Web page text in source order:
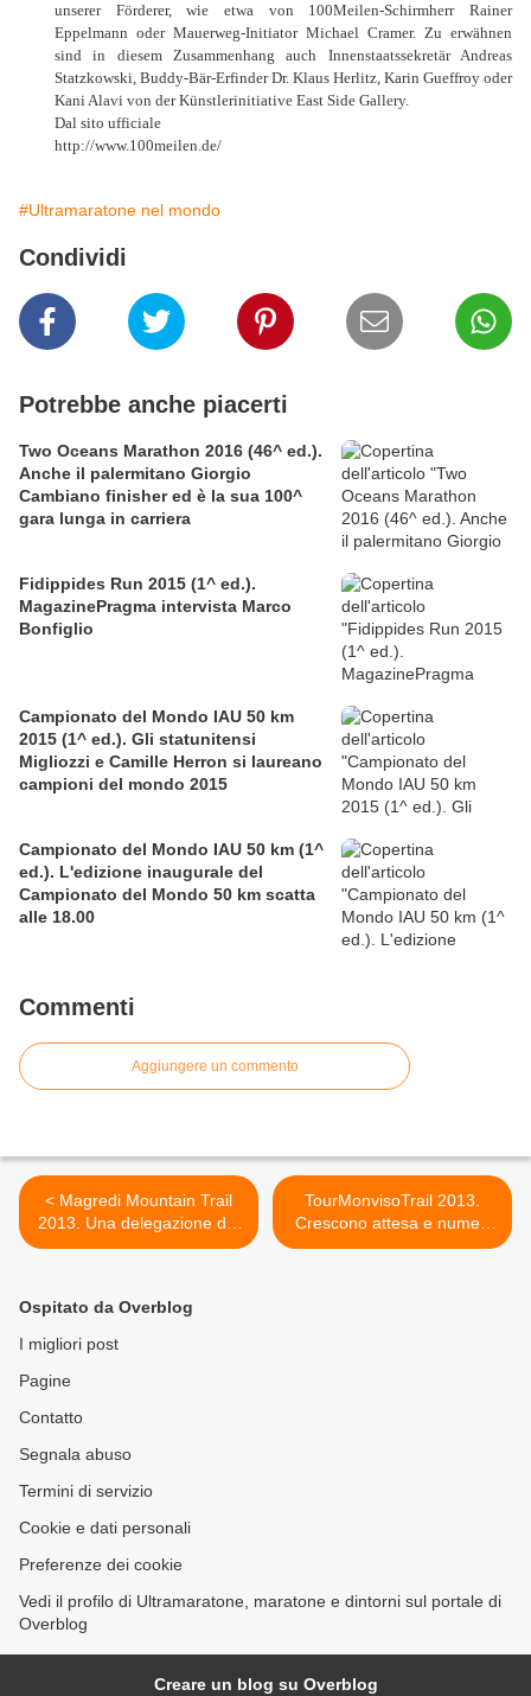
unserer Förderer, wie etwa von 100Meilen-Schirmherr Rainer
Eppelmann oder Mauerweg-Initiator Michael Cramer. Zu erwähnen
sind in diesem Zusammenhang auch Innenstaatssekretär Andreas
Statzkowski, Buddy-Bär-Erfinder Dr. Klaus Herlitz, Karin Gueffroy oder
Kani Alavi von der Künstlerinitiative East Side Gallery.
Dal sito ufficiale
http://www.100meilen.de/
#Ultramaratone nel mondo
Condividi
Potrebbe anche piacerti
Two Oceans Marathon 2016 (46^ ed.).
Anche il palermitano Giorgio
Cambiano finisher ed è la sua 100^
gara lunga in carriera
Fidippides Run 2015 (1^ ed.).
MagazinePragma intervista Marco
Bonfiglio
Campionato del Mondo IAU 50 km
2015 (1^ ed.). Gli statunitensi
Migliozzi e Camille Herron si laureano
campioni del mondo 2015
Campionato del Mondo IAU 50 km (1^
ed.). L'edizione inaugurale del
Campionato del Mondo 50 km scatta
alle 18.00
Commenti
Aggiungere un commento
< Magredi Mountain Trail
2013. Una delegazione del
MMT alla 100 Meilen
forte!
TourMonvisoTrail 2013.
Crescono attesa e numeri
per la “prima” del Monviso >
Ospitato da Overblog
I migliori post
Pagine
Contatto
Segnala abuso
Termini di servizio
Cookie e dati personali
Preferenze dei cookie
Vedi il profilo di Ultramaratone, maratone e dintorni sul portale di
Overblog
Creare un blog su Overblog